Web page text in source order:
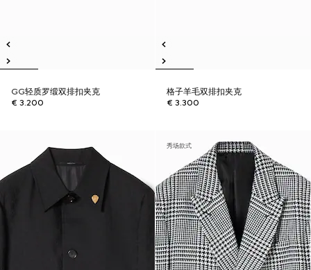
GG轻质罗缎双排扣夹克
€ 3.200
格子羊毛双排扣夹克
€ 3.300
秀场款式